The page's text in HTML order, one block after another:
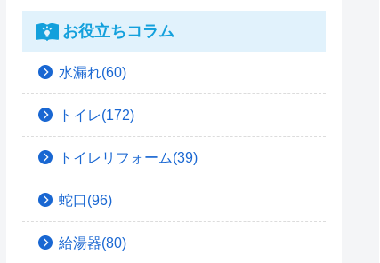
お役立ちコラム
水漏れ(60)
トイレ(172)
トイレリフォーム(39)
蛇口(96)
給湯器(80)